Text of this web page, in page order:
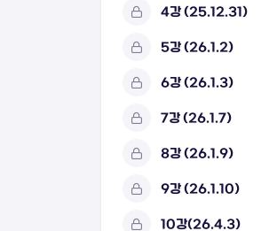
4강 (25.12.31)
5강 (26.1.2)
6강 (26.1.3)
7강 (26.1.7)
8강 (26.1.9)
9강 (26.1.10)
10강(26.4.3)